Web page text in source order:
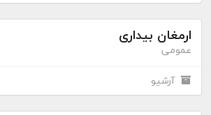
ارمغان بیداری
عمومی
آرشیو